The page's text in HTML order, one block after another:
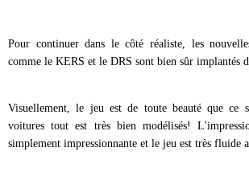
Pour continuer dans le côté réaliste, les
comme le KERS et le DRS sont bien sûr implantés
Visuellement, le jeu est de toute beauté que ce
voitures tout est très bien modélisés!
simplement impressionnante et le jeu est très fluide